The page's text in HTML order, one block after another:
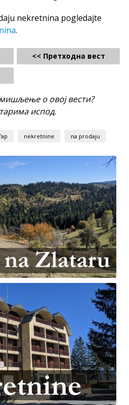
nekretnina pogledajte
.
<< Претходна вест
о овој вести?
испод.
nekretnine na prodaju